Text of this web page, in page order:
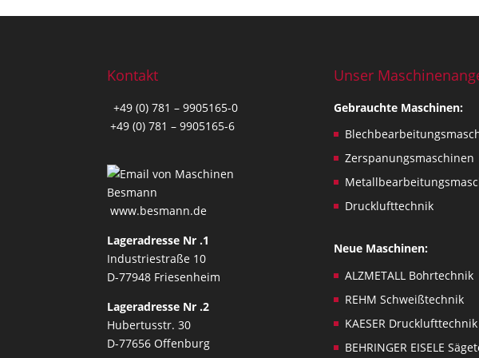
n
o
d
i
o
n
s
.
T
h
s
f
i
Kontakt
+49 (0) 781 – 9905165-0
+49 (0) 781 – 9905165-6
www.besmann.de
Lageradresse Nr .1
Industriestraße 10
D-77948 Friesenheim
Lageradresse Nr .2
Hubertusstr. 30
D-77656 Offenburg
Unser
Gebrauchte Maschinen:
Zerspanungsmaschinen
Drucklufttechnik
Neue Maschinen:
ALZMETALL Bohrtechnik
REHM Schweißtechnik
KAESER Drucklufttechnik
BEHRINGER EISELE